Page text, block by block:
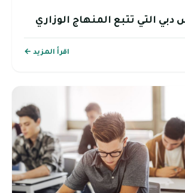
التي تتبع المنهاج الوزاري
اقرأ المزيد ←